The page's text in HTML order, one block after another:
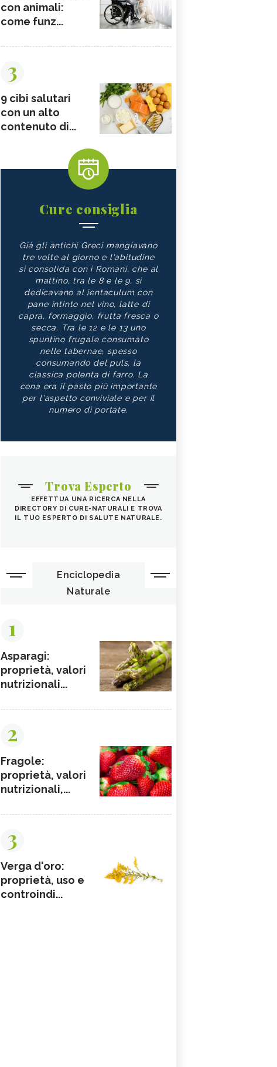
con animali:
come funz...
3
9 cibi salutari
con un alto
contenuto di...
Cure consiglia
Già gli antichi Greci mangiavano
tre volte al giorno e l'abitudine
si consolida con i Romani, che al
mattino, tra le 8 e le 9, si
dedicavano al ientaculum con
pane intinto nel vino, latte di
capra, formaggio, frutta fresca o
secca. Tra le 12 e le 13 uno
spuntino frugale consumato
nelle tabernae, spesso
consumando del puls, la
classica polenta di farro. La
cena era il pasto più importante
per l'aspetto conviviale e per il
numero di portate.
Trova Esperto
EFFETTUA UNA RICERCA NELLA
DIRECTORY DI CURE-NATURALI E TROVA
IL TUO ESPERTO DI SALUTE NATURALE.
Enciclopedia
Naturale
1
Asparagi:
proprietà, valori
nutrizionali...
2
Fragole:
proprietà, valori
nutrizionali,...
3
Verga d'oro:
proprietà, uso e
controindi...